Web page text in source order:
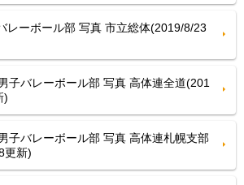
レーボール部 写真 市立総体(2019/8/23
子バレーボール部 写真 高体連全道(201
)
子バレーボール部 写真 高体連札幌支部
更新)